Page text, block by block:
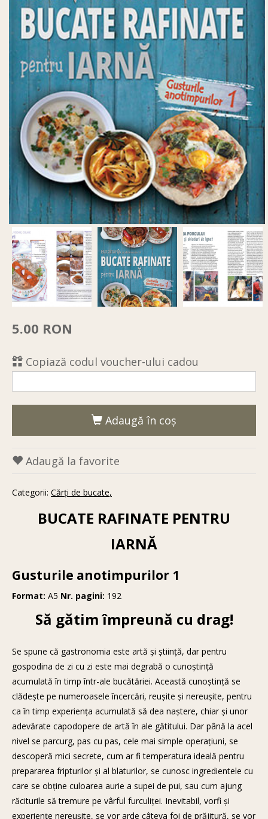
5.00 RON
Copiază codul voucher-ului cadou
Adaugă în coş
Adaugă la favorite
Categorii: Cărţi de bucate
BUCATE RAFINATE PENTRU
IARNĂ
Gusturile anotimpurilor 1
Format: A5 Nr. pagini: 192
Să gătim împreună cu drag!
Se spune că gastronomia este artă şi ştiinţă, dar pentru
gospodina de zi cu zi este mai degrabă o cunoştinţă
acumulată în timp într-ale bucătăriei. Această cunoştinţă se
clădeşte pe numeroasele încercări, reuşite şi nereuşite, pentru
ca în timp experienţa acumulată să dea naştere, chiar şi unor
adevărate capodopere de artă în ale gătitului. Dar până la acel
nivel se parcurg, pas cu pas, cele mai simple operaţiuni, se
descoperă mici secrete, cum ar fi temperatura ideală pentru
prepararea fripturilor şi al blaturilor, se cunosc ingredientele cu
care se obţine culoarea aurie a supei de pui, sau cum ajung
răciturile să tremure pe vârful furculiţei. Inevitabil, vorfi şi
experienţe nereuşite, se vor arde câteva foi de prăjitură, se vor